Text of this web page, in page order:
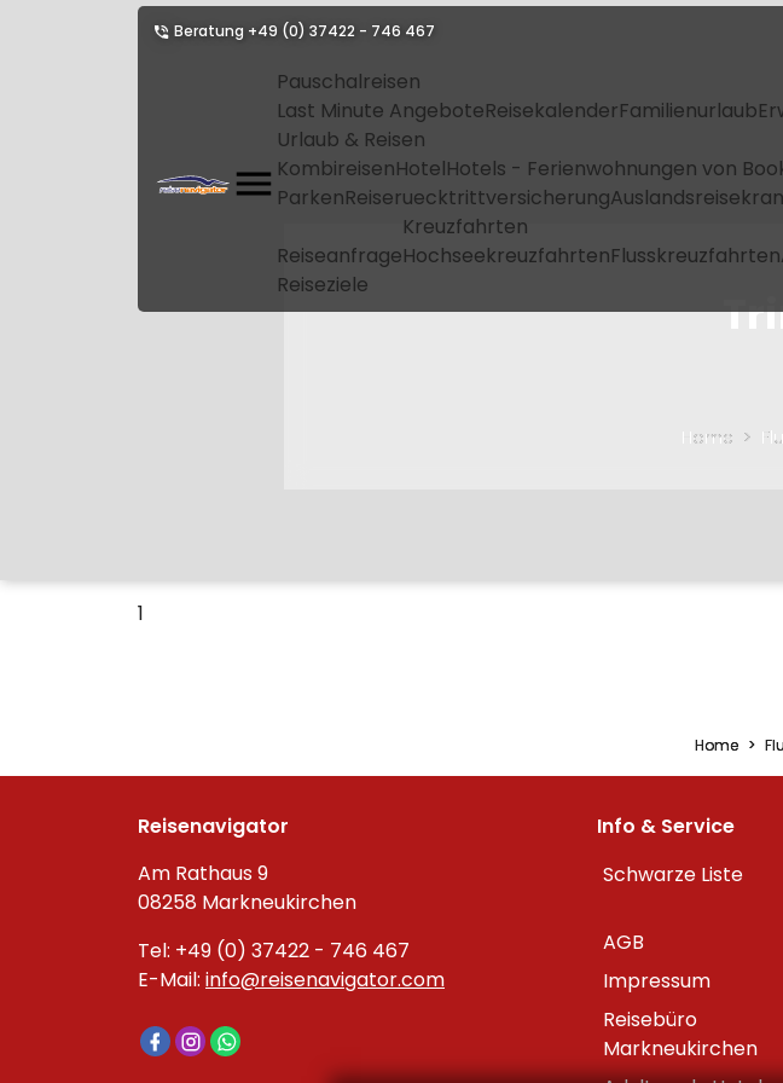
Beratung +49 (0) 37422 - 746 467
Pauschalreisen
Last Minute AngeboteReisekalenderFamilienurlaub
Urlaub & Reisen
KombireisenHotelHotels - Ferienwohnungen von
ParkenReiseruecktrittversicherung
Reiseanfrage
Kreuzfahrten
HochseekreuzfahrtenFlusskreuzfahrten
Reiseziele
Home
1
Home
Reisenavigator
Am Rathaus 9
08258 Markneukirchen
Tel: +49 (0) 37422 - 746 467
E-Mail: info@reisenavigator.com
Info & Service
Schwarze Liste
AGB
Impressum
Reisebüro
Markneukirchen